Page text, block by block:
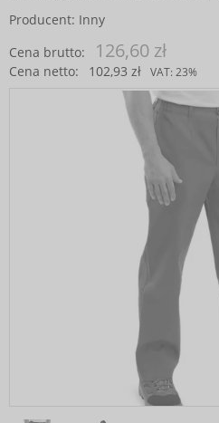
Producent: Inny
Cena brutto:
126,60 zł
Cena netto: 102,93 zł VAT: 23%